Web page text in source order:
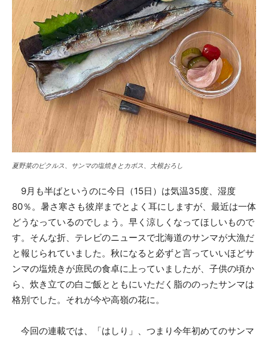
夏野菜のピクルス、サンマの塩焼きとカボス、大根おろし
9月も半ばというのに今日（15日）は気温35度、湿度
80％。暑さ寒さも彼岸までとよく耳にしますが、最近は一体
どうなっているのでしょう。早く涼しくなってほしいもので
す。そんな折、テレビのニュースで北海道のサンマが大漁だ
と報じられていました。秋になると必ずと言っていいほどサ
ンマの塩焼きが庶民の食卓に上っていましたが、子供の頃か
ら、炊き立ての白ご飯とともにいただく脂ののったサンマは
格別でした。それが今や高嶺の花に。
今回の連載では、「はしり」、つまり今年初めてのサンマ